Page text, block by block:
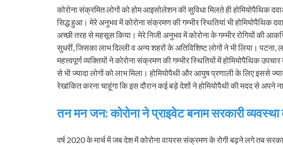
कोरोना संक्रमित लोगों को होम आइसोलेशन की सुविधा मिलते ही होमियोपैथिक
सिद्ध हुआ। मेरे अनुभव में कोरोना संक्रमण की गम्भीर स्थितियां भी होमियोपैथिक
अच्छी तरह से महसूस किया। मेरे निजी अनुभव में कोरोना के गम्भीर रोगियों की
सुधरीं, जिसका लाभ दिल्ली व अन्य शहरों के अतिविशिष्ट लोगों ने भी लिया।
महत्त्वपूर्ण व्यक्तियों ने कोरोना संक्रमण की गम्भीर स्थितियों में होमियोपैथिक
से भी ज्यादा लोगों को लाभ मिला। होमियोपैथी और आयुष प्रणाली के लिए इससे
रेखांकित करना चाहूंगा कि इस दौरान कई बड़े देशों ने होमियोपैथी की मदद से अपने
तन मन जन: कोरोना ने प्राइवेट बनाम सरकारी
वर्ष 2020 के मार्च में जब देश में कोरोना वायरस संक्रमण के रोगी बढ़ने लगे तब